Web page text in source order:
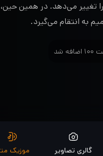
تغییر می‌دهد. در همین
به انتقام می‌گیرد.
گالری تصاویر موزیک